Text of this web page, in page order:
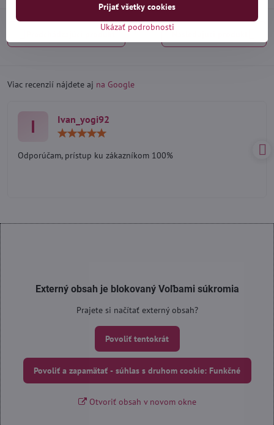
Viac recenzií nájdete aj na Google
I Ivan_yogi92
5
Odporúčam, prístup ku zákazníkom 100%
Externý obsah je blokovaný Voľbami súkromia
Prajete si načítať externý obsah?
Povoliť tentokrát
Povoliť a zapamätať - súhlas s druhom cookie: Funkčné
Otvoriť obsah v novom okne
Ukázať podrobnosti
Prijať všetky cookies